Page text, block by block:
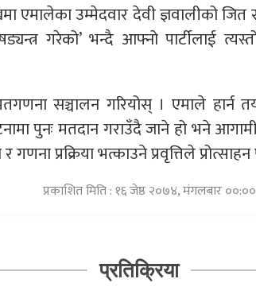
एमालेका उम्मेदवार देवी ज्ञवालीको
गरेको’ भन्दै आफ्नो पार्टीलाई
सञ्चालन गरियोस् । एमाले हार्न
पुनः मतदान गराउँदै जाने हो भने
गणना प्रक्रिया भत्काउने प्रवृत्तिले
प्रकाशित मिति : १६ जेष्ठ २०७४, मंगलबार ००:००
प्रतिक्रिया